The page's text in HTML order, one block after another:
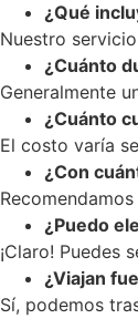
¿Qué
Nuestro
¿Cuánto
Generalmente
¿Cuánto
El costo varía
¿Con
¿Puedo
¡Claro! Puedes
¿Viajan
Sí, podemos